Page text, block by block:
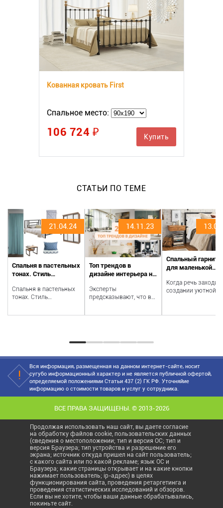
Кованная кровать First
Спальное место:
106 724 ₽ Купить
СТАТЬИ ПО ТЕМЕ
21.04.24
Спальня в пастельных
тонах. Стиль
Postelli.ru
Спальня в пастельных
тонах. Стиль
14.11.23
Топ трендов в
дизайне интерьера на
экспертов
Эксперты
предсказывают, что в
Спальный
для маленькой
Когда речь заходит
создании уютной
выбор мебели
Вся информация, размещенная на данном интернет-сайте, носит
сугубо информационный характер и не является публичной офертой,
определяемой положениями Статьи 437 (2) ГК РФ. Уточняйие
информацию о стоимости товаров и услуг у сотрудника.
ВСЕ ПРАВА ЗАЩИЩЕНЫ. © 2013-2026
Продолжая использовать наш сайт, вы даете согласие
на обработку файлов cookie, пользовательских данных
(сведения о местоположении; тип и версия ОС; тип и
версия Браузера; тип устройства и разрешение его
экрана; источник откуда пришел на сайт пользователь;
с какого сайта или по какой рекламе; язык ОС и
Браузера; какие страницы открывает и на какие кнопки
нажимает пользователь; ip-адрес) в целях
функционирования сайта, проведения ретаргетинга и
проведения статистических исследований и обзоров.
Если вы не хотите, чтобы ваши данные обрабатывались,
покиньте сайт.